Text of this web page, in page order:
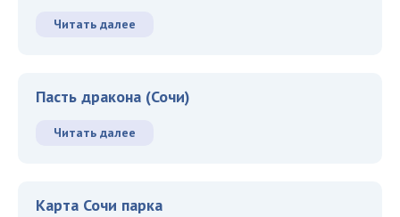
Читать далее
Пасть дракона (Сочи)
Читать далее
Карта Сочи парка